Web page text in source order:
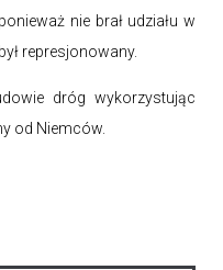
nie brał udziału w
represjonowany.
dróg wykorzystując
od Niemców.